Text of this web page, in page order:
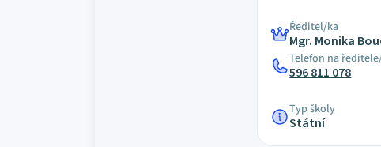
Ředitel/ka
Mgr. Monika
Telefon na
596 811 078
Typ školy
Státní